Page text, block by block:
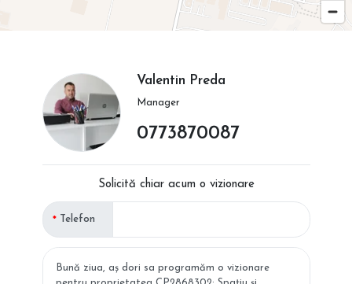
Valentin Preda
Manager
0773870087
Solicită chiar acum o vizionare
Telefon